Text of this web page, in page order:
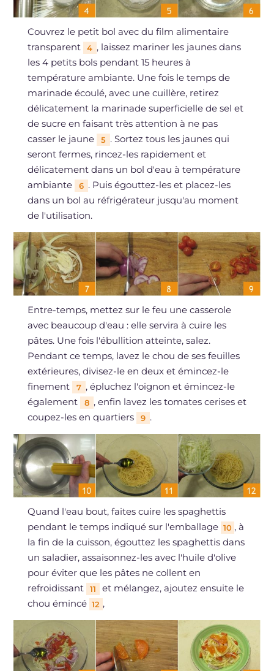
Couvrez le petit bol avec du film alimentaire
transparent
4 , laissez mariner les jaunes dans
les 4 petits bols pendant 15 heures à
température ambiante. Une fois le temps de
marinade écoulé, avec une cuillère, retirez
délicatement la marinade superficielle de sel et
de sucre en faisant très attention à ne pas
casser le jaune
5 . Sortez tous les jaunes qui
seront fermes, rincez-les rapidement et
délicatement dans un bol d'eau à température
ambiante
6 . Puis égouttez-les et placez-les
dans un bol au réfrigérateur jusqu'au moment
de l'utilisation.
Entre-temps, mettez sur le feu une casserole
avec beaucoup d'eau : elle servira à cuire les
pâtes. Une fois l'ébullition atteinte, salez.
Pendant ce temps, lavez le chou de ses feuilles
extérieures, divisez-le en deux et émincez-le
finement
7 , épluchez l'oignon et émincez-le
également
8 , enfin lavez les tomates cerises et
coupez-les en quartiers
9 .
Quand l'eau bout, faites cuire les spaghettis
pendant le temps indiqué sur l'emballage 10 , à
la fin de la cuisson, égouttez les spaghettis dans
un saladier, assaisonnez-les avec l'huile d'olive
pour éviter que les pâtes ne collent en
refroidissant
11
et mélangez, ajoutez ensuite le
chou émincé 12 ,